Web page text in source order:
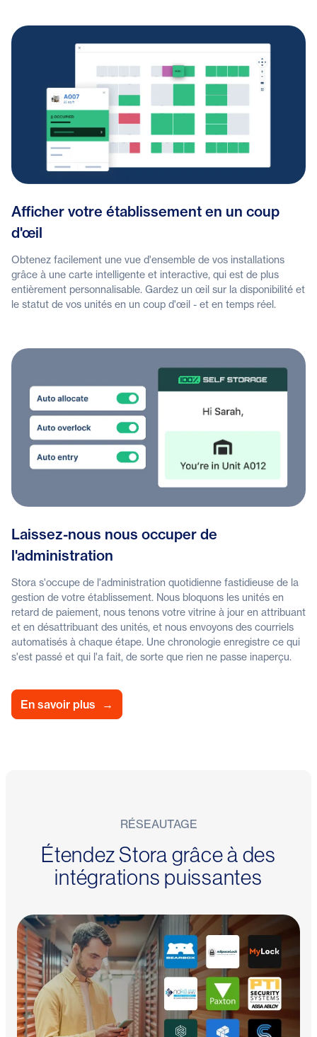
Afficher votre établissement en un coup
d'œil
Obtenez facilement une vue d'ensemble de vos installations
grâce à une carte intelligente et interactive, qui est de plus
entièrement personnalisable. Gardez un œil sur la disponibilité et
le statut de vos unités en un coup d'œil - et en temps réel.
Laissez-nous nous occuper de
l'administration
Stora s'occupe de l'administration quotidienne fastidieuse de la
gestion de votre établissement. Nous bloquons les unités en
retard de paiement, nous tenons votre vitrine à jour en attribuant
et en désattribuant des unités, et nous envoyons des courriels
automatisés à chaque étape. Une chronologie enregistre ce qui
s'est passé et qui l'a fait, de sorte que rien ne passe inaperçu.
En savoir plus →
RÉSEAUTAGE
Étendez Stora grâce à des
intégrations puissantes